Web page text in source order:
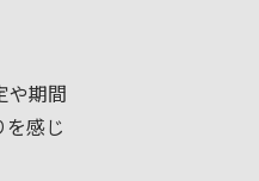
や期間
感じ